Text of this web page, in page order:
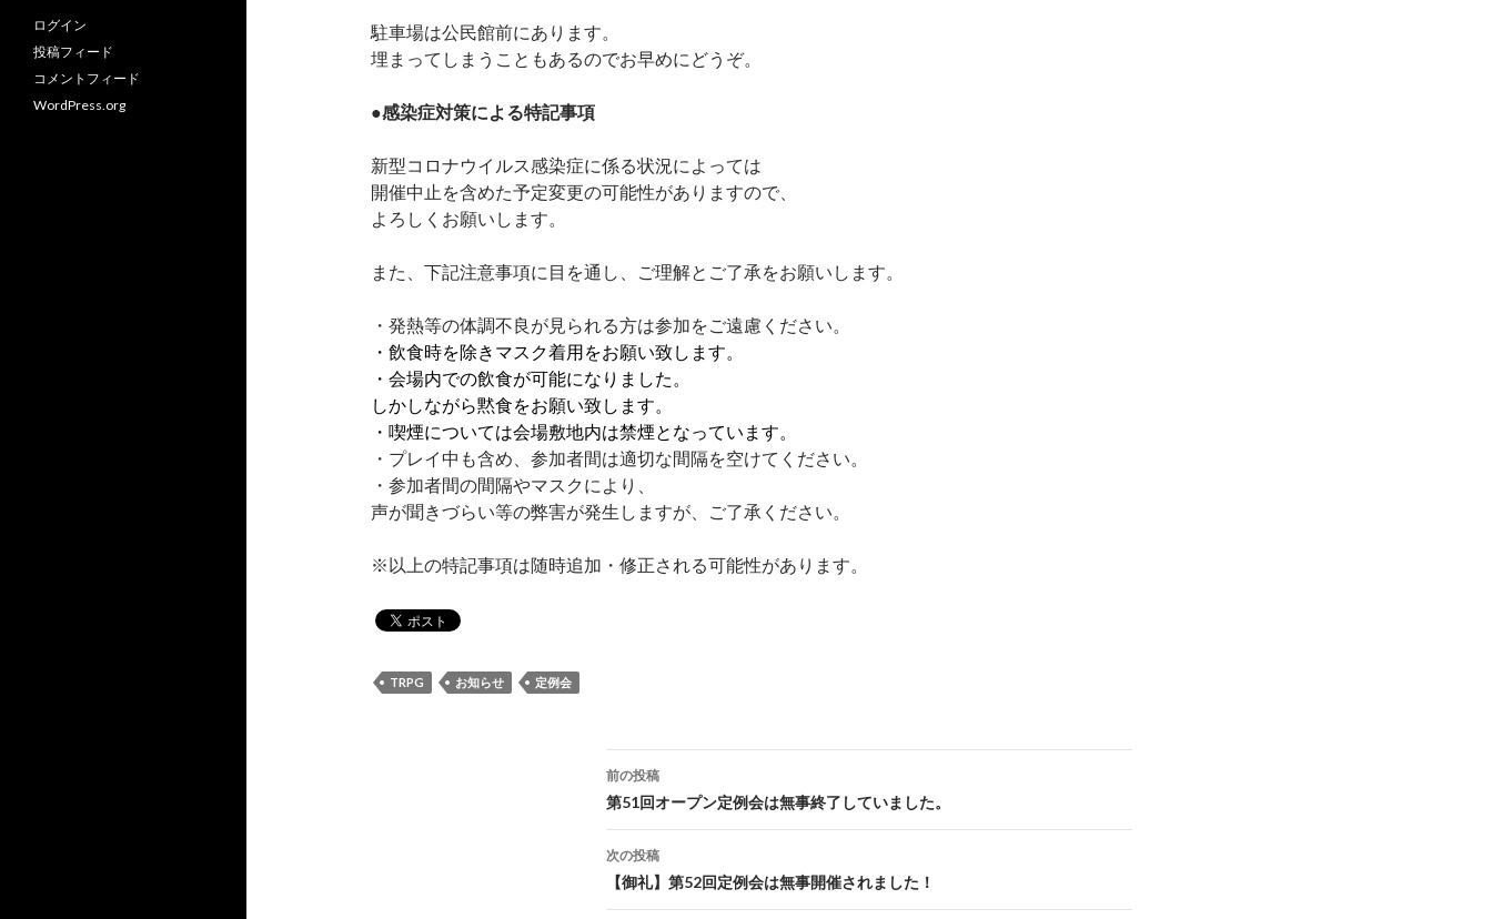
駐車場は公民館前にあります。
埋まってしまうこともあるのでお早めにどうぞ。
●感染症対策による特記事項
新型コロナウイルス感染症に係る状況によっては
開催中止を含めた予定変更の可能性がありますので、
よろしくお願いします。
また、下記注意事項に目を通し、ご理解とご了承をお願いします。
・発熱等の体調不良が見られる方は参加をご遠慮ください。
・飲食時を除きマスク着用をお願い致します。
・会場内での飲食が可能になりました。
しかしながら黙食をお願い致します。
・喫煙については会場敷地内は禁煙となっています。
・プレイ中も含め、参加者間は適切な間隔を空けてください。
・参加者間の間隔やマスクにより、
声が聞きづらい等の弊害が発生しますが、ご了承ください。
※以上の特記事項は随時追加・修正される可能性があります。
TRPG お知らせ 定例会
投
稿
ナ
ビ
前の投稿
第51回オープン定例会は無事終了していました。
次の投稿
【御礼】第52回定例会は無事開催されました！
ログイン
投稿フィード
コメントフィード
WordPress.org